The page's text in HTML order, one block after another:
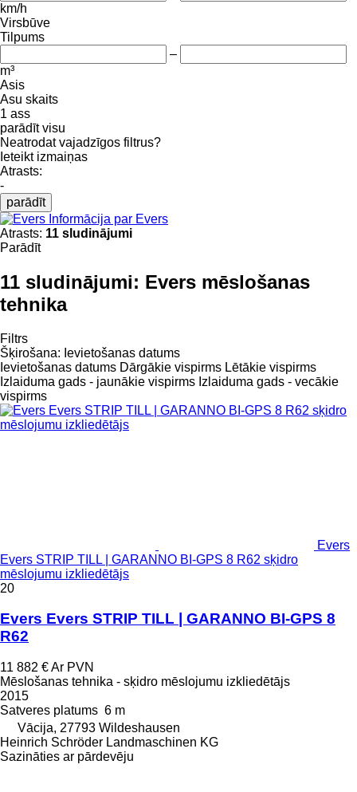
km/h
Virsbūve
Tilpums
–
m³
Asis
Asu skaits
1 ass
parādīt visu
Neatrodat vajadzīgos filtrus?
Ieteikt izmaiņas
Atrasts:
-
parādīt
Informācija par Evers
Atrasts: 11 sludinājumi
Parādīt
11 sludinājumi: Evers mēslošanas
tehnika
Filtrs
Šķirošana: Ievietošanas datums
Ievietošanas datums Dārgākie vispirms Lētākie vispirms
Izlaiduma gads - jaunākie vispirms Izlaiduma gads - vecākie
vispirms
Evers
Evers STRIP TILL | GARANNO BI-GPS 8 R62 sķidro
mēslojumu izkliedētājs
20
Evers Evers STRIP TILL | GARANNO BI-GPS 8
R62
11 882 €Ar PVN
Mēslošanas tehnika - sķidro mēslojumu izkliedētājs
2015
Satveres platums 6 m
Vācija, 27793 Wildeshausen
Heinrich Schröder Landmaschinen KG
Sazināties ar pārdevēju